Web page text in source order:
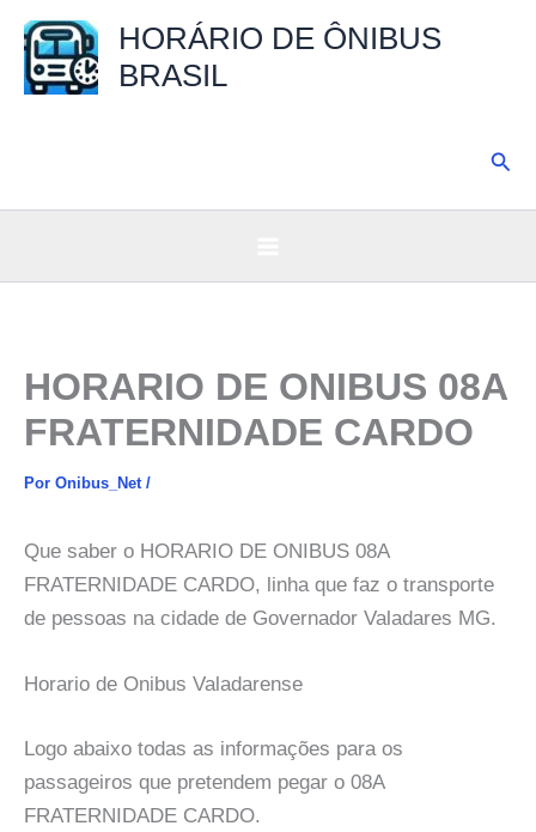
para
HORÁRIO DE ÔNIBUS
BRASIL
HORARIO DE ONIBUS 08A
FRATERNIDADE CARDO
Por Onibus_Net /
Que saber o HORARIO DE ONIBUS 08A
FRATERNIDADE CARDO, linha que faz o transporte
de pessoas na cidade de Governador Valadares MG.
Horario de Onibus Valadarense
Logo abaixo todas as informações para os
passageiros que pretendem pegar o 08A
FRATERNIDADE CARDO.